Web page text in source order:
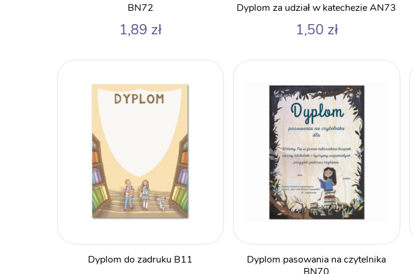
BN72
1,89 zł
Dyplom za udział w katechezie AN73
1,50 zł
Dyplom do zadruku B11
Dyplom pasowania na czytelnika